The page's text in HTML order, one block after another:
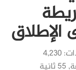
الإطلاق